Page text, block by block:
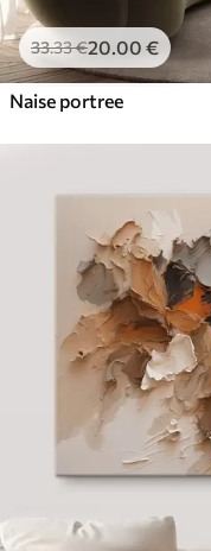
33.33€20.00 €
Naise portree